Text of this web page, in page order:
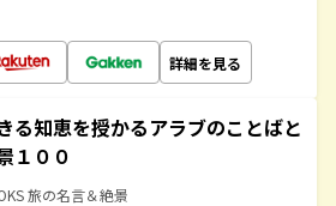
詳細を見る
る知恵を授かるアラブのことばと
１００
旅の名言＆絶景